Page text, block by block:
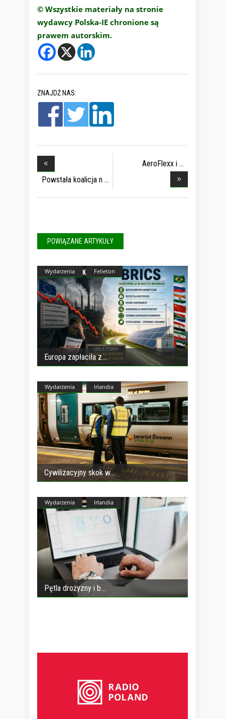
© Wszystkie materiały na stronie
wydawcy Polska-IE chronione są
prawem autorskim.
ZNAJDŹ NAS:
Powstała koalicja n
AeroFlexx i
POWIĄZANE ARTYKUŁY
Wydarzenia Felieton
Europa zapłaciła z
Wydarzenia Irlandia
Cywilizacyjny skok w
Wydarzenia Irlandia
Pętla drożyzny i b